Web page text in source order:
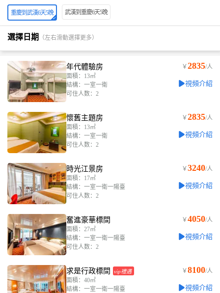
重慶到武漢6天5晚 武漢到重慶6天5晚
選擇日期 （左右滑動選擇更多）
年代體驗房
面積：13㎡
結構：一室一衛
可住人数：2
￥2835/人
視頻介紹
懷舊主題房
面積：13㎡
結構：一室一衛
可住人数：2
￥2835/人
視頻介紹
時光江景房
面積：17㎡
結構：一室一衛一陽臺
可住人数：2
￥3240/人
視頻介紹
奮進豪華標間
面積：27㎡
結構：一室一衛一陽臺
可住人数：2
￥4050/人
視頻介紹
求是行政標間 vip禮遇
面積：40㎡
結構：一室一衛一陽臺
￥8100/人
視頻介紹